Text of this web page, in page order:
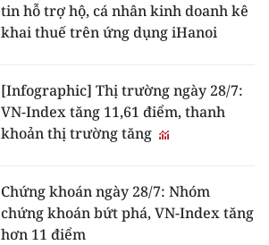
tin hỗ trợ hộ, cá nhân kinh doanh kê
khai thuế trên ứng dụng iHanoi
[Infographic] Thị trường ngày 28/7:
VN-Index tăng 11,61 điểm, thanh
khoản thị trường tăng
Chứng khoán ngày 28/7: Nhóm
chứng khoán bứt phá, VN-Index tăng
hơn 11 điểm